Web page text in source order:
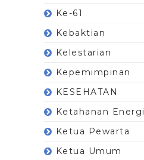
Ke-61
Kebaktian
Kelestarian
Kepemimpinan
KESEHATAN
Ketahanan Energi
Ketua Pewarta
Ketua Umum